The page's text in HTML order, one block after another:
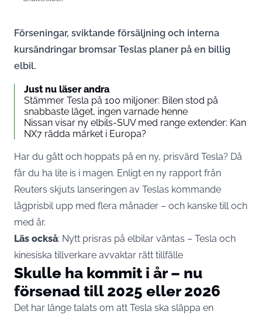
Förseningar, sviktande försäljning och interna
kursändringar bromsar Teslas planer på en billig
elbil.
Just nu läser andra
Stämmer Tesla på 100 miljoner: Bilen stod på
snabbaste läget, ingen varnade henne
Nissan visar ny elbils-SUV med range extender: Kan
NX7 rädda märket i Europa?
Har du gått och hoppats på en ny, prisvärd Tesla? Då
får du ha lite is i magen. Enligt en ny rapport från
Reuters skjuts lanseringen av Teslas kommande
lågprisbil upp med flera månader – och kanske till och
med år.
Läs också: Nytt prisras på elbilar väntas – Tesla och
kinesiska tillverkare avvaktar rätt tillfälle
Skulle ha kommit i år – nu
försenad till 2025 eller 2026
Det har länge talats om att Tesla ska släppa en